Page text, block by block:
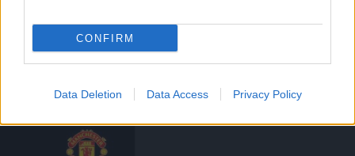
CONFIRM
Data Deletion Data Access Privacy Policy
Kapcsolódó hírek
PÉNZÜGYEK